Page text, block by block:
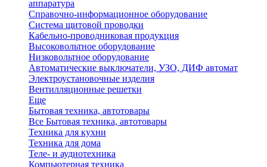
аппаратура
Справочно-информационное оборудование
Система щитовой проводки
Кабельно-проводниковая продукция
Высоковольтное оборудование
Низковольтное оборудование
Автоматические выключатели, УЗО, ДИФ автомат
Электроустановочные изделия
Вентилляционные решетки
Еще
Бытовая техника, автотовары
Все Бытовая техника, автотовары
Техника для кухни
Техника для дома
Теле- и аудиотехника
Компьютерная техника